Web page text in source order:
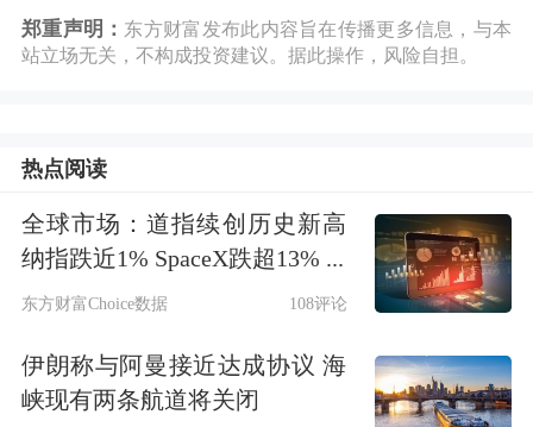
郑重声明： 东方财富发布此内容旨在传播更多信息，与本
站立场无关，不构成投资建议。据此操作，风险自担。
热点阅读
全球市场：道指续创历史新高
纳指跌近1% SpaceX跌超13% ...
东方财富Choice数据 108评论
伊朗称与阿曼接近达成协议 海
峡现有两条航道将关闭